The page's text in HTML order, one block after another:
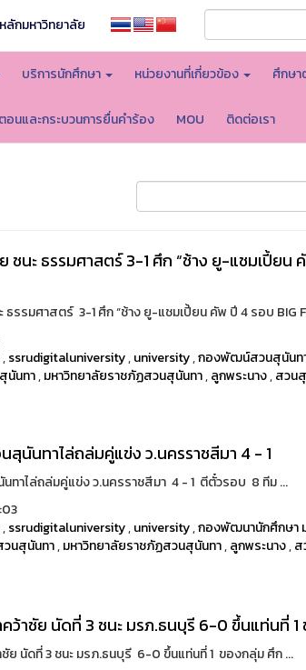
ลักมหาวิทยาลัย
บริการนักศึกษา หน่วยงานที่เกี่ยวข้อง ศึกษา
อนและกระบวนการยื่นคำร้อง MOU ติดต่อเรา
ชนะ ธรรมศาสตร์ 3-1 ศึก “ช้าง ยู-แชมเปี้ยน
ธรรมศาสตร์ 3-1 ศึก “ช้าง ยู-แชมเปี้ยน คัพ ปี 4 รอบ BIG
,ssrudigitaluniversity,university,กองพัฒน์สวนสุนันท
นันทา,มหาวิทยาลัยราชภัฏสวนสุนันทา,ลูกพระนาง,สวน
สุนันทาไล่ถล่มคู่แข่ง ว.นครราชสีมา 4 - 1
ทาไล่ถล่มคู่แข่ง ว.นครราชสีมา 4 - 1 ตีตั๋วรอบ 8 ทีม ...
,ssrudigitaluniversity,university,กองพัฒนานักศึกษา
นสุนันทา,มหาวิทยาลัยราชภัฏสวนสุนันทา,ลูกพระนาง,ส
ว้าชัย นัดที่ 3 ชนะ มรภ.ธนบุรี 6-0 ขึ้นแท่นที่
ย นัดที่ 3 ชนะ มรภ.ธนบุรี 6-0 ขึ้นแท่นที่ 1 ของกลุ่ม ศึก ...